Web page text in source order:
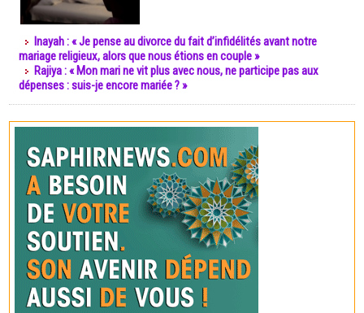
Inayah : « Je pense au divorce du fait d’infidélités avant notre
mariage religieux, alors que nous étions en couple »
Rajiya : « Mon mari ne vit plus avec nous, ne participe pas aux
dépenses : suis-je encore mariée ? »